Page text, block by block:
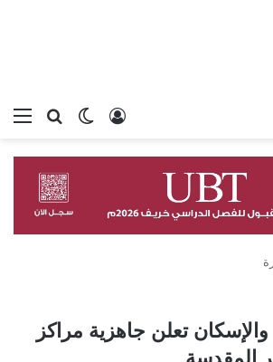
بحثالوضع
تسجيل الدخول
والإسكان تعلن جاهزية مراكز